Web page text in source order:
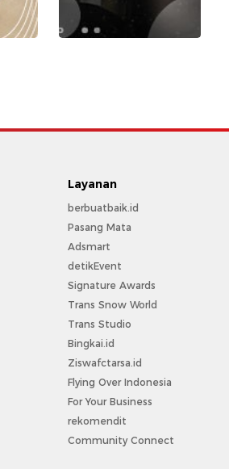
Layanan
berbuatbaik.id
Pasang Mata
Adsmart
detikEvent
Signature Awards
Trans Snow World
Trans Studio
Bingkai.id
Ziswafctarsa.id
Flying Over Indonesia
For Your Business
rekomendit
Community Connect